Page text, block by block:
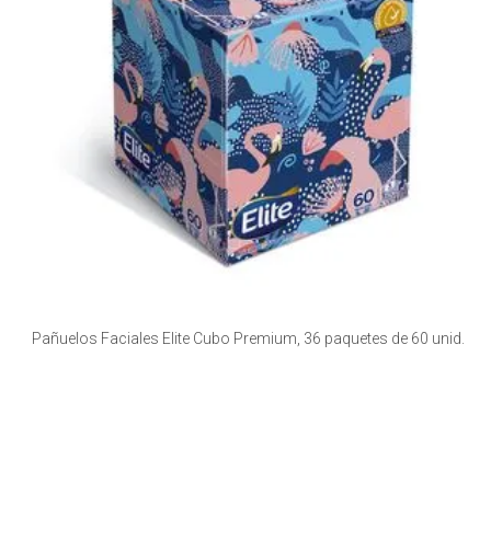
Pañuelos Faciales Elite Cubo Premium, 36 paquetes de 60 unid.